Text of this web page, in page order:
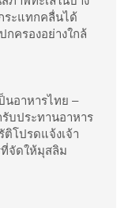
ระแทกคลื่นได้
กครองอย่างใกล้
นอาหารไทย –
บประทานอาหาร
โปรดแจ้งเจ้า
จัดให้มุสลิม